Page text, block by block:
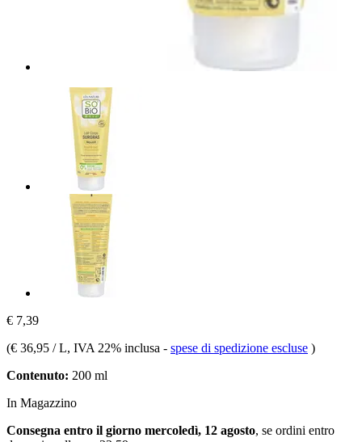
€ 7,39
(€ 36,95 / L, IVA 22% inclusa - spese di spedizione escluse )
Contenuto: 200 ml
In Magazzino
Consegna entro il giorno mercoledì, 12 agosto, se ordini entro